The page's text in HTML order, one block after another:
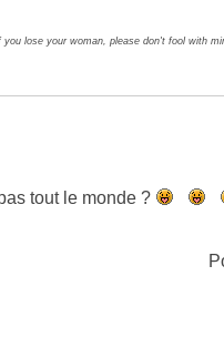
lose your woman, please don't fool with
tout le monde ?